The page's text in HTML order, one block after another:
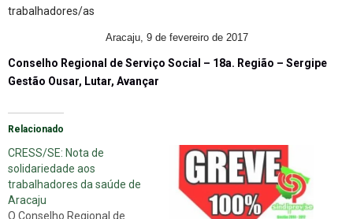
trabalhadores/as
Aracaju, 9 de fevereiro de 2017
Conselho Regional de Serviço Social – 18a. Região – Sergipe
Gestão Ousar, Lutar, Avançar
Relacionado
CRESS/SE: Nota de
solidariedade aos
trabalhadores da saúde de
Aracaju
O Conselho Regional de